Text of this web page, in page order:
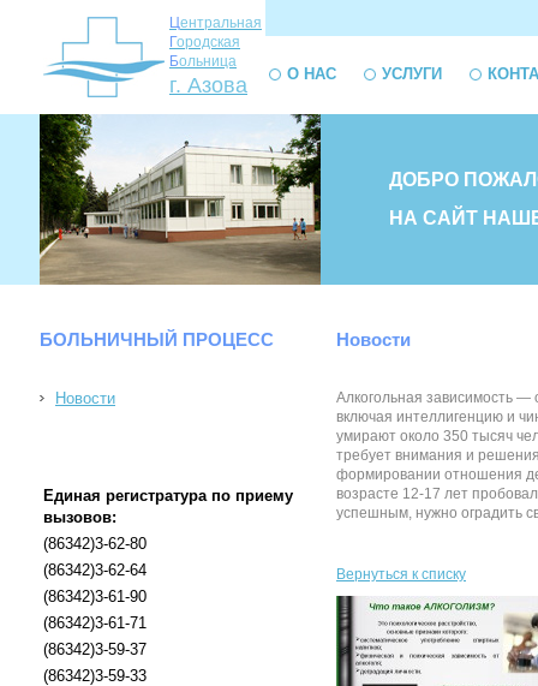
Центральная
Городская
Больница
г. Азова О НАС УСЛУГИ
ДОБРО
НА САЙТ
БОЛЬНИЧНЫЙ ПРОЦЕСС
Новости
Единая регистратура по приему
вызовов:
(86342)3-62-80
(86342)3-62-64
(86342)3-61-90
(86342)3-61-71
(86342)3-59-37
(86342)3-59-33
Новости
Алкогольная зависимость
включая интеллигенцию и
умирают около 350 тысяч
требует внимания и
формировании отношения
возрасте 12-17 лет
успешным, нужно оградить
Вернуться к списку